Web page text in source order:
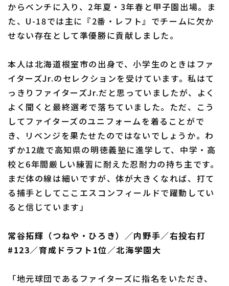
からベンチに入り、2年夏・3年春と甲子園出場。ま
た、U-18では主に『2番・レフト』でチームに欠か
せない存在として準優勝に貢献しました。
本人は北海道根室市の出身で、小学生のときはファ
イターズJr.のセレクションを受けています。私はて
っきりファイターズJr.だと思っていましたが、よく
よく聞くと最終選考で落ちていました。ただ、こう
してファイターズのユニフォームを着ることがで
き、リベンジを果たせたのではないでしょうか。わ
ずか12歳で高知県の明徳義塾に進学して、中学・高
校と6年間厳しい練習に耐えた忍耐力の持ち主です。
まだ体の線は細いですが、体が大きくなれば、打て
る捕手としてここエスコンフィールドで躍動してい
ると信じています」
常谷拓輝（つねや・ひろき）／内野手／右投右打
#123／育成ドラフト1位／北海学園大
「地元球団であるファイターズに指名をいただき、